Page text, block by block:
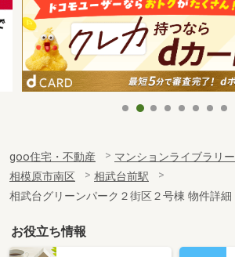
goo住宅・不動産 マンションライブラリー
相模原市南区
相武台前駅
相武台グリーンパーク２街区２号棟 物件詳細
お役立ち情報